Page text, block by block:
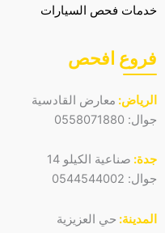
خدمات فحص السيارات
فروع افحص
الرياض: معارض القادسية
جوال: 0558071880
جدة: صناعية الكيلو 14
جوال: 0544544002
المدينة: حي العزيزية